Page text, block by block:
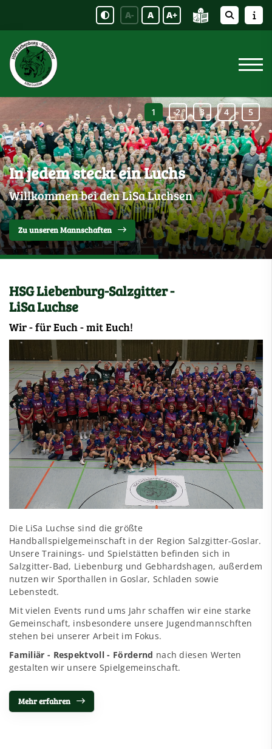
A- A A+
In jedem steckt ein Luchs
Willkommen bei den LiSa Luchsen
Zu unseren Mannschaften
HSG Liebenburg-Salzgitter -
LiSa Luchse
Wir - für Euch - mit Euch!
Die LiSa Luchse sind die größte
Handballspielgemeinschaft in der Region Salzgitter-Goslar.
Unsere Trainings- und Spielstätten befinden sich in
Salzgitter-Bad, Liebenburg und Gebhardshagen, außerdem
nutzen wir Sporthallen in Goslar, Schladen sowie
Lebenstedt.
Mit vielen Events rund ums Jahr schaffen wir eine starke
Gemeinschaft, insbesondere unsere Jugendmannschften
stehen bei unserer Arbeit im Fokus.
Familiär - Respektvoll - Fördernd nach diesen Werten
gestalten wir unsere Spielgemeinschaft.
Mehr erfahren